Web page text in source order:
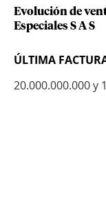
Evolución de
Especiales S A S
ÚLTIMA
20.000.000.000 y